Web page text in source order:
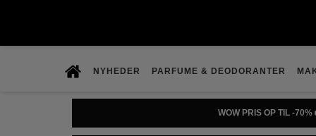
NYHEDER PARFUME & DEODORANTER
PRØV